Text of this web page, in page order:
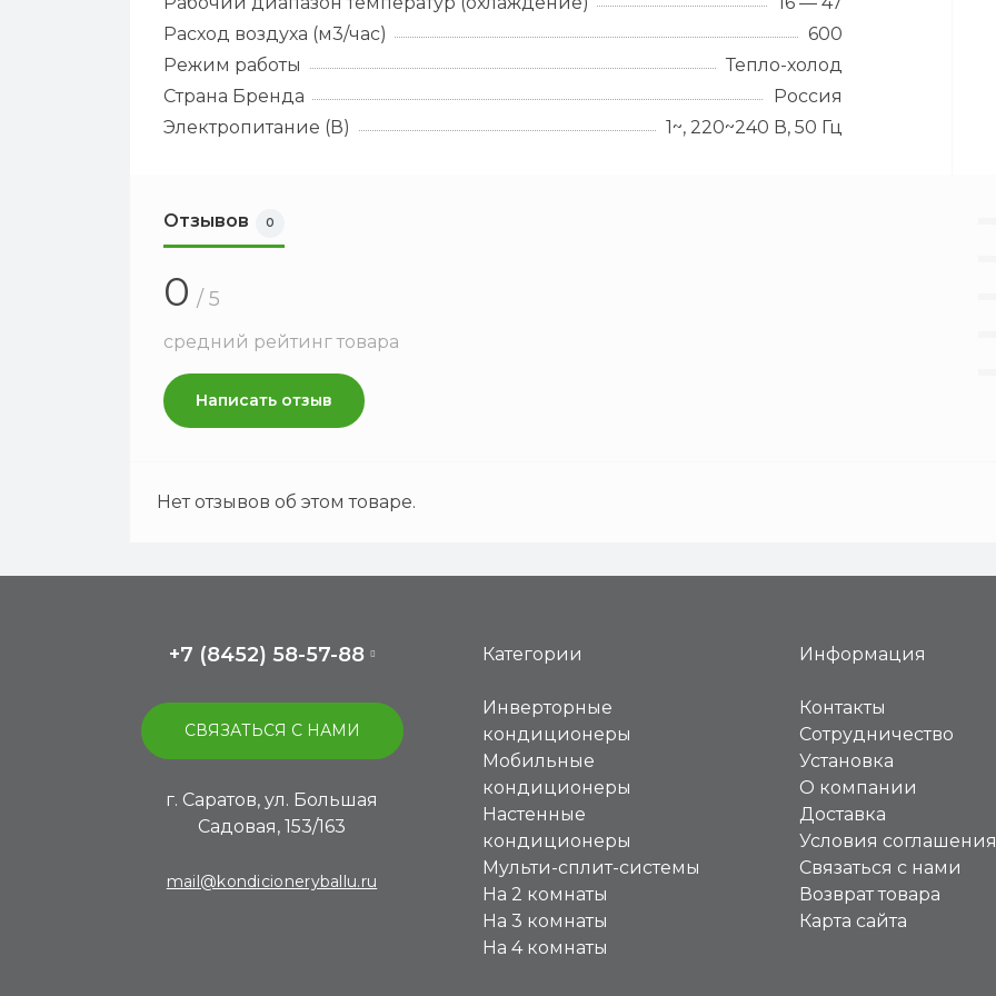
Расход воздуха (м3/час)
600
Режим работы
Тепло-холод
Страна Бренда
Россия
Электропитание (В)
1~, 220~240 В, 50 Гц
Отзывов 0
0 / 5
средний рейтинг товара
Написать отзыв
Нет отзывов об этом товаре.
+7 (8452) 58-57-88
СВЯЗАТЬСЯ С НАМИ
г. Саратов, ул. Большая
Садовая, 153/163
mail@kondicioneryballu.ru
Категории
Инверторные
кондиционеры
Мобильные
кондиционеры
Настенные
кондиционеры
Мульти-сплит-системы
На 2 комнаты
На 3 комнаты
На 4 комнаты
Информация
Контакты
Сотрудничество
Установка
О компании
Доставка
Условия соглашения
Связаться с нами
Возврат товара
Карта сайта